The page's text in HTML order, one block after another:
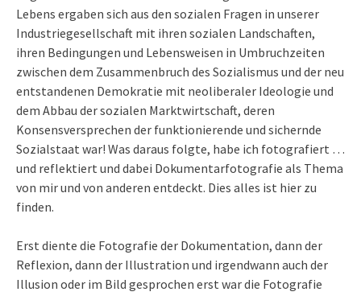
Lebens ergaben sich aus den sozialen Fragen in unserer
Industriegesellschaft mit ihren sozialen Landschaften,
ihren Bedingungen und Lebensweisen in Umbruchzeiten
zwischen dem Zusammenbruch des Sozialismus und der neu
entstandenen Demokratie mit neoliberaler Ideologie und
dem Abbau der sozialen Marktwirtschaft, deren
Konsensversprechen der funktionierende und sichernde
Sozialstaat war! Was daraus folgte, habe ich fotografiert …
und reflektiert und dabei Dokumentarfotografie als Thema
von mir und von anderen entdeckt. Dies alles ist hier zu
finden.
Erst diente die Fotografie der Dokumentation, dann der
Reflexion, dann der Illustration und irgendwann auch der
Illusion oder im Bild gesprochen erst war die Fotografie